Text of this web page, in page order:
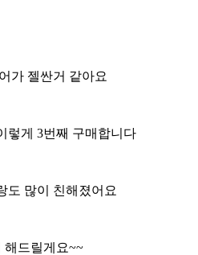
가 젤싼거 같아요
렇게 3번째 구매합니다
도 많이 친해졌어요
해드릴게요~~